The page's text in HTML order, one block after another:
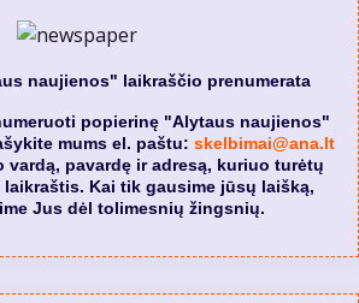
naujienos" laikraščio prenumerata
popierinę "Alytaus naujienos"
mums el. paštu: skelbimai@ana.lt
vardą, pavardę ir adresą, kuriuo turėtų
Kai tik gausime jūsų laišką,
Jus dėl tolimesnių žingsnių.